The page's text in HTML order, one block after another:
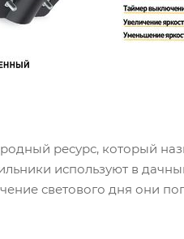
ресурс, который
используют в
светового дня они